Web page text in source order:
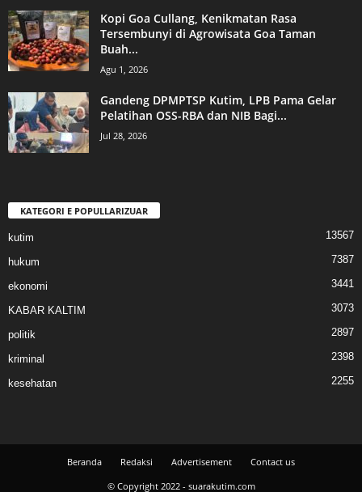
Kopi Goa Cullang, Kenikmatan Rasa
Tersembunyi di Agrowisata Goa Taman
Buah...
Agu 1, 2026
Gandeng DPMPTSP Kutim, LPB Pama Gelar
Pelatihan OSS-RBA dan NIB Bagi...
Jul 28, 2026
KATEGORI E POPULLARIZUAR
kutim 13567
hukum 7387
ekonomi 3441
KABAR KALTIM 3073
politik 2897
kriminal 2398
kesehatan 2255
Beranda Redaksi Advertisement
Contact us
© Copyright 2022 - suarakutim.com